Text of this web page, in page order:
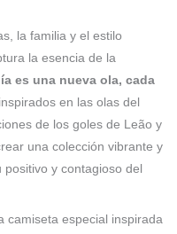
la familia y el estilo
la esencia de la
es una nueva ola, cada
en las olas del
de los goles de Leão y
una colección vibrante y
y contagioso del
camiseta especial inspirada